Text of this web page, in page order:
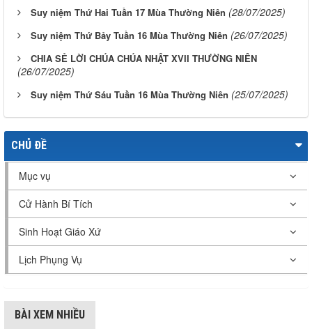
Suy niệm Thứ Hai Tuần 17 Mùa Thường Niên (28/07/2025)
Suy niệm Thứ Bảy Tuần 16 Mùa Thường Niên (26/07/2025)
CHIA SẺ LỜI CHÚA CHÚA NHẬT XVII THƯỜNG NIÊN
(26/07/2025)
Suy niệm Thứ Sáu Tuần 16 Mùa Thường Niên (25/07/2025)
CHỦ ĐỀ
Mục vụ
Cử Hành Bí Tích
Sinh Hoạt Giáo Xứ
Lịch Phụng Vụ
BÀI XEM NHIỀU